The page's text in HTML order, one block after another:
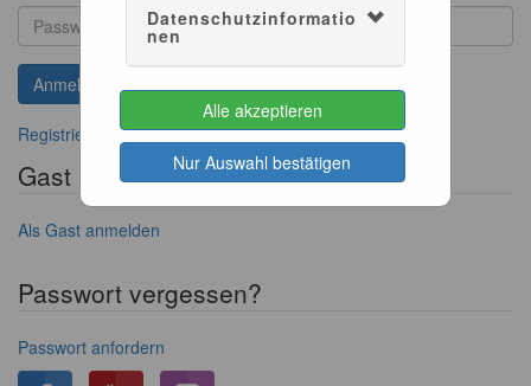
Datenschutzinformatio
nen
Alle akzeptieren
Nur Auswahl bestätigen
Registrieren, wenn Sie kein Konto besitzen
Gast Login
Als Gast anmelden
Passwort vergessen?
Passwort anfordern